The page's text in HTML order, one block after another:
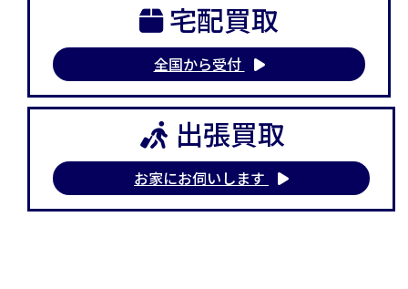
宅配買取
全国から受付
出張買取
お家にお伺いします